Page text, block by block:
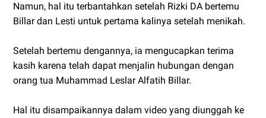
Namun, hal itu terbantahkan setelah Rizki DA bertemu
Billar dan Lesti untuk pertama kalinya setelah menikah.
Setelah bertemu dengannya, ia mengucapkan terima
kasih karena telah dapat menjalin hubungan dengan
orang tua Muhammad Leslar Alfatih Billar.
Hal itu disampaikannya dalam video yang diunggah ke